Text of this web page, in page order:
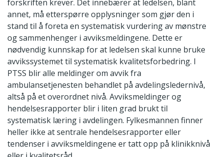
forskriften krever. Det innebærer at ledelsen, blant
annet, må etterspørre opplysninger som gjør den i
stand til å foreta en systematisk vurdering av mønstre
og sammenhenger i avviksmeldingene. Dette er
nødvendig kunnskap for at ledelsen skal kunne bruke
avvikssystemet til systematisk kvalitetsforbedring. I
PTSS blir alle meldinger om avvik fra
ambulansetjenesten behandlet på avdelingsledernivå,
altså på et overordnet nivå. Avviksmeldinger og
hendelsesrapporter blir i liten grad brukt til
systematisk læring i avdelingen. Fylkesmannen finner
heller ikke at sentrale hendelsesrapporter eller
tendenser i avviksmeldingene er tatt opp på klinikknivå